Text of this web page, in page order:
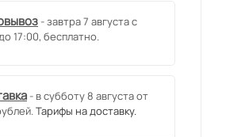
- завтра 7 августа с
17:00, бесплатно.
- в субботу 8 августа от
Тарифы на доставку.